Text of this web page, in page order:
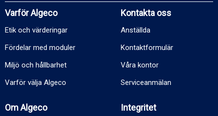
Varför Algeco
Etik och värderingar
Fördelar med moduler
Miljö och hållbarhet
Varför välja Algeco
Kontakta oss
Anställda
Kontaktformulär
Våra kontor
Serviceanmälan
Om Algeco Integritet